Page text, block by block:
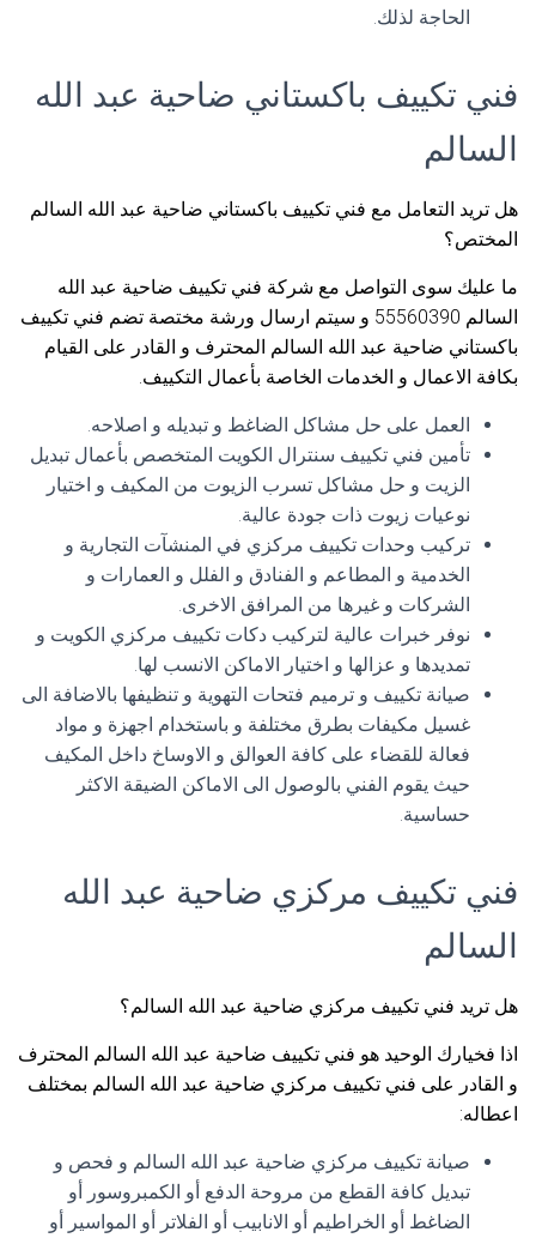
الحاجة لذلك.
فني تكييف باكستاني ضاحية عبد الله
السالم
هل تريد التعامل مع فني تكييف باكستاني ضاحية عبد الله السالم
المختص؟
ما عليك سوى التواصل مع شركة فني تكييف ضاحية عبد الله
السالم 55560390 و سيتم ارسال ورشة مختصة تضم فني تكييف
باكستاني ضاحية عبد الله السالم المحترف و القادر على القيام
بكافة الاعمال و الخدمات الخاصة بأعمال التكييف.
العمل على حل مشاكل الضاغط و تبديله و اصلاحه.
تأمين فني تكييف سنترال الكويت المتخصص بأعمال تبديل
الزيت و حل مشاكل تسرب الزيوت من المكيف و اختيار
نوعيات زيوت ذات جودة عالية.
تركيب وحدات تكييف مركزي في المنشآت التجارية و
الخدمية و المطاعم و الفنادق و الفلل و العمارات و
الشركات و غيرها من المرافق الاخرى.
نوفر خبرات عالية لتركيب دكات تكييف مركزي الكويت و
تمديدها و عزالها و اختيار الاماكن الانسب لها.
صيانة تكييف و ترميم فتحات التهوية و تنظيفها بالاضافة الى
غسيل مكيفات بطرق مختلفة و باستخدام اجهزة و مواد
فعالة للقضاء على كافة العوالق و الاوساخ داخل المكيف
حيث يقوم الفني بالوصول الى الاماكن الضيقة الاكثر
حساسية.
فني تكييف مركزي ضاحية عبد الله
السالم
هل تريد فني تكييف مركزي ضاحية عبد الله السالم؟
اذا فخيارك الوحيد هو فني تكييف ضاحية عبد الله السالم المحترف
و القادر على فني تكييف مركزي ضاحية عبد الله السالم بمختلف
اعطاله:
صيانة تكييف مركزي ضاحية عبد الله السالم و فحص و
تبديل كافة القطع من مروحة الدفع أو الكمبروسور أو
الضاغط أو الخراطيم أو الانابيب أو الفلاتر أو المواسير أو